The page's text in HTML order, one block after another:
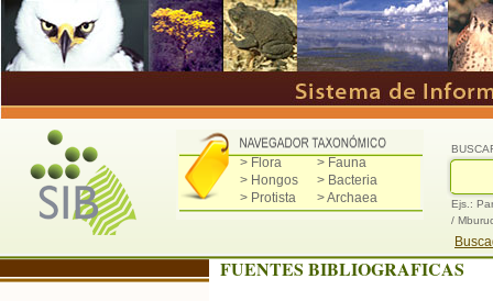
> Flora
> Fauna
> Hongos
> Bacteria
> Protista
> Archaea
Ejs.:
/
FUENTES BIBLIOGRAFICAS